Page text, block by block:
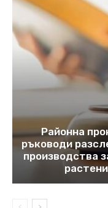
Районна
ръководи
производства